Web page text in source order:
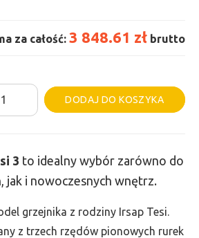
za całość: 3 848.61 zł brutto
DODAJ DO KOSZYKA
3 to idealny wybór zarówno do
jak i nowoczesnych wnętrz.
grzejnika z rodziny Irsap Tesi.
z trzech rzędów pionowych rurek